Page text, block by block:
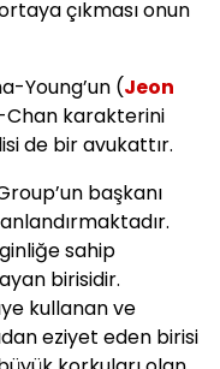
çıkması onun
Young’un (Jeon
Chan karakterini
de bir avukattır.
başkanı
sahip
birisidir.
kullanan ve
eziyet eden birisi